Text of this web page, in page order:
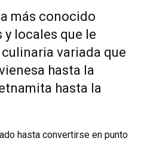
más conocido
y locales que le
variada que
hasta la
hasta la
hasta convertirse en punto